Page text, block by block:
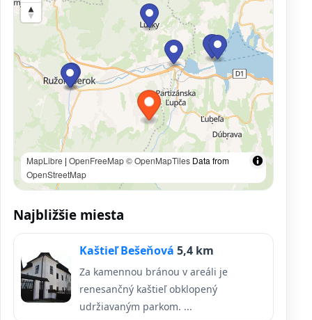
MapLibre | OpenFreeMap© OpenMapTiles Data from
OpenStreetMap
Najbližšie miesta
Kaštieľ Bešeňová 5,4 km
Za kamennou bránou v areáli je
renesančný kaštieľ obklopený
udržiavaným parkom. ...